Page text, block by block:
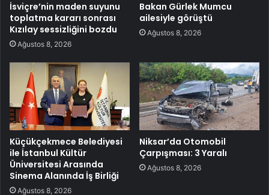
İsviçre’nin maden suyunu
toplatma kararı sonrası
Kızılay sessizliğini bozdu
Ağustos 8, 2026
Bakan Gürlek Mumcu
ailesiyle görüştü
Ağustos 8, 2026
Küçükçekmece Belediyesi
ile İstanbul Kültür
Üniversitesi Arasında
Sinema Alanında İş Birliği
Ağustos 8, 2026
Niksar’da Otomobil
Çarpışması: 3 Yaralı
Ağustos 8, 2026